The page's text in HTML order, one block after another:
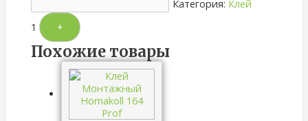
1 +
Категория: Клей
Похожие товары